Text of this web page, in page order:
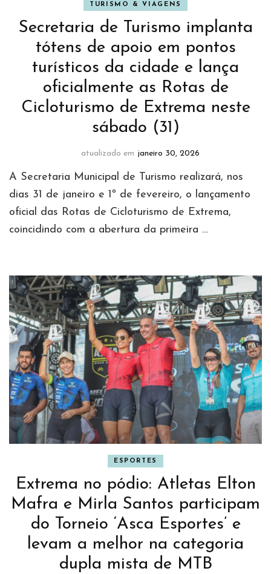
TURISMO & VIAGENS
Secretaria de Turismo implanta
tótens de apoio em pontos
turísticos da cidade e lança
oficialmente as Rotas de
Cicloturismo de Extrema neste
sábado (31)
atualizado em janeiro 30, 2026
A Secretaria Municipal de Turismo realizará, nos
dias 31 de janeiro e 1º de fevereiro, o lançamento
oficial das Rotas de Cicloturismo de Extrema,
coincidindo com a abertura da primeira …
ESPORTES
Extrema no pódio: Atletas Elton
Mafra e Mirla Santos participam
do Torneio ‘Asca Esportes’ e
levam a melhor na categoria
dupla mista de MTB